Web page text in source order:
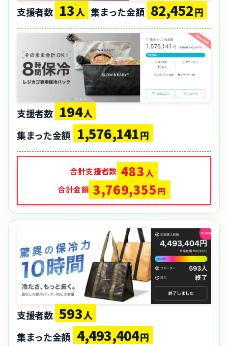
支援者数 13人 集まった金額 82,452円
支援者数 194人
集まった金額 1,576,141円
合計支援者数 483人
合計金額 3,769,355円
支援者数 593人
集まった金額 4,493,404円